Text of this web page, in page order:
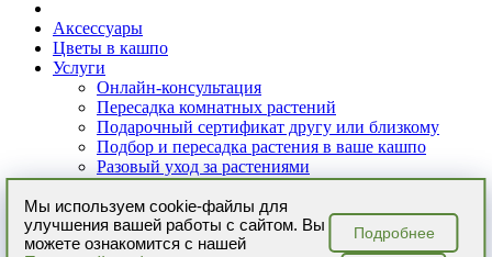
Мы используем cookie-файлы для
улучшения вашей работы с сайтом. Вы
можете ознакомится с нашей
Подробнее
Аксессуары
Цветы в кашпо
Услуги
Онлайн-консультация
Пересадка комнатных растений
Подарочный сертификат другу или близкому
Подбор и пересадка растения в ваше кашпо
Разовый уход за растениями
Регулярный уход за растениями
Уход за комнатными растениями
Фитодизайн интерьера
Озеленение интерьераДля дома и офиса!